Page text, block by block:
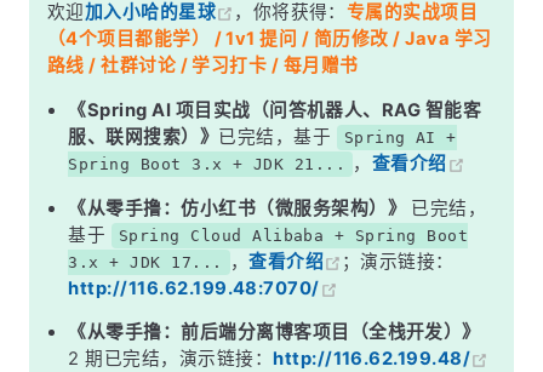
示例
2. 查询所有列
3. 使用 WHERE 子句筛选数据
示例
4. 排序查询结果
示例
示例
欢迎加入小哈的星球 ，你将获得： 专属的实战项目
（4个项目都能学） / 1v1 提问 / 简历修改 / Java 学习
路线 / 社群讨论 / 学习打卡 / 每月赠书
《Spring AI 项目实战（问答机器人、RAG 智能客
服、联网搜索）》 已完结，基于
Spring AI +
Spring Boot 3.x + JDK 21...
， 查看介绍
《从零手撸：仿小红书（微服务架构）》
已完结，
基于
Spring Cloud Alibaba + Spring Boot
3.x + JDK 17...
，查看介绍
；演示链接：
http://116.62.199.48:7070/
《从零手撸：前后端分离博客项目（全栈开发）》
2 期已完结，演示链接： http://116.62.199.48/